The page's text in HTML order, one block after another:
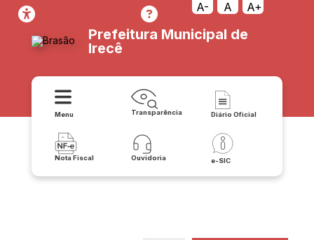
A- A A+
Prefeitura Municipal de
Irecê
Menu Transparência Diário Oficial
Nota Fiscal Ouvidoria e-SIC